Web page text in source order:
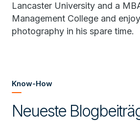
Lancaster University and a
Management College and
photography in his spare time.
Know-How
Neueste